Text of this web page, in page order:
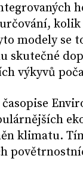
kolik
modely se
skutečné
výkyvů
klimatu.